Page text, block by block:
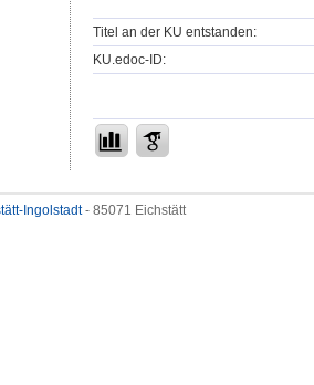
Titel an der KU entstanden:
KU.edoc-ID:
Ingolstadt- 85071 Eichstätt